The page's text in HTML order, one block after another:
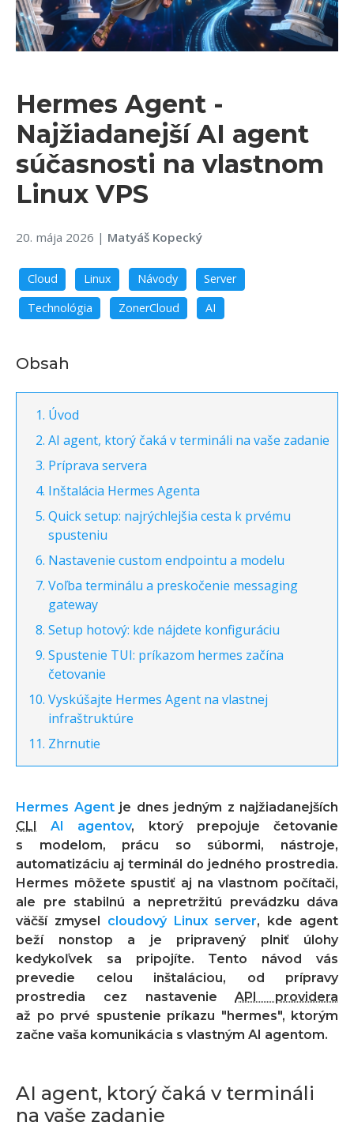
Hermes Agent -
Najžiadanejší AI agent
súčasnosti na vlastnom
Linux VPS
20. mája 2026 | Matyáš Kopecký
Cloud Linux Návody
Server
Technológia
ZonerCloud AI
Obsah
Úvod
AI agent, ktorý čaká v termináli na vaše zadanie
Príprava servera
Inštalácia Hermes Agenta
Quick setup: najrýchlejšia cesta k prvému
spusteniu
Nastavenie custom endpointu a modelu
Voľba terminálu a preskočenie messaging
gateway
Setup hotový: kde nájdete konfiguráciu
Spustenie TUI: príkazom hermes začína
četovanie
Vyskúšajte Hermes Agent na vlastnej
infraštruktúre
Zhrnutie
Hermes Agentje dnes jedným z najžiadanejších
CLI
AI agentov, ktorý prepojuje četovanie
s modelom, prácu so súbormi, nástroje,
automatizáciu aj terminál do jedného prostredia.
Hermes môžete spustiť aj na vlastnom počítači,
ale pre stabilnú a nepretržitú prevádzku dáva
väčší zmysel cloudový Linux server, kde agent
beží nonstop a je pripravený plniť úlohy
kedykoľvek sa pripojíte. Tento návod vás
prevedie celou inštaláciou, od prípravy
prostredia cez nastavenieAPI providera
až po prvé spustenie príkazu "hermes", ktorým
začne vaša komunikácia s vlastným AI agentom.
AI agent, ktorý čaká v termináli
na vaše zadanie